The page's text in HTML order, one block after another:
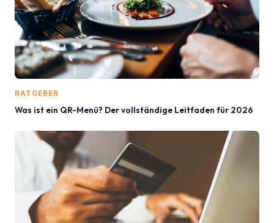
RATGEBER
Was ist ein QR-Menü? Der vollständige Leitfaden für 2026